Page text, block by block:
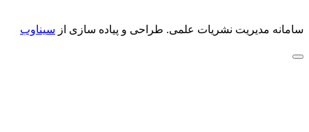
سامانه مدیریت نشریات علمی. طراحی و پیاده سازی از سیناوب